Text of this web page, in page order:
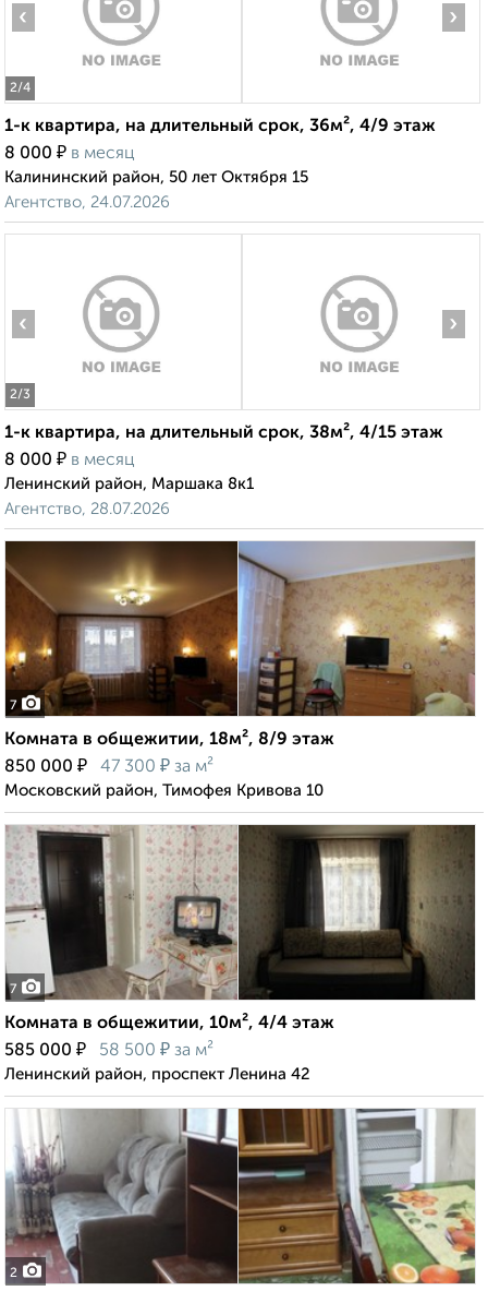
2/4
‹ ›
1-к квартира, на длительный срок, 36м², 4/9 этаж
8 000 ₽ в месяц
Калининский район, 50 лет Октября 15
Агентство, 24.07.2026
2/3
‹ ›
1-к квартира, на длительный срок, 38м², 4/15 этаж
8 000 ₽ в месяц
Ленинский район, Маршака 8к1
Агентство, 28.07.2026
7
Комната в общежитии, 18м², 8/9 этаж
850 000 ₽ 47 300 ₽ за м²
Московский район, Тимофея Кривова 10
7
Комната в общежитии, 10м², 4/4 этаж
585 000 ₽ 58 500 ₽ за м²
Ленинский район, проспект Ленина 42
2